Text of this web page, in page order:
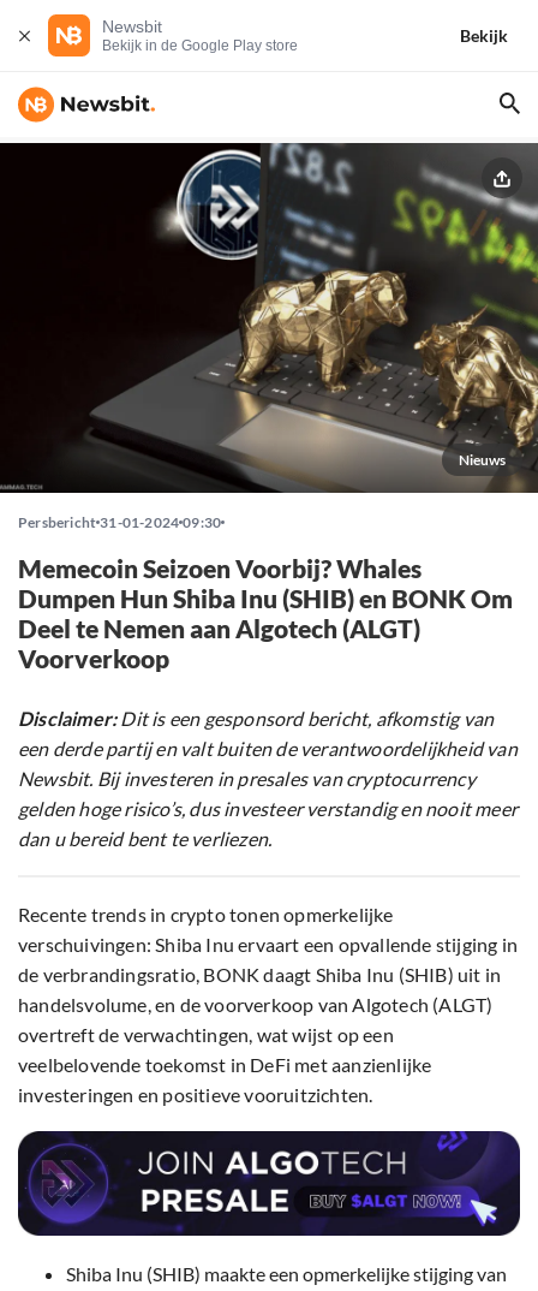
Newsbit
Bekijk in de Google Play store
Bekijk
Nieuws
Persbericht 31-01-2024 09:30
Memecoin Seizoen Voorbij? Whales
Dumpen Hun Shiba Inu (SHIB) en BONK Om
Deel te Nemen aan Algotech (ALGT)
Voorverkoop
Disclaimer:Dit is een gesponsord bericht, afkomstig van
een derde partij en valt buiten de verantwoordelijkheid van
Newsbit. Bij investeren in presales van cryptocurrency
gelden hoge risico’s, dus investeer verstandig en nooit meer
dan u bereid bent te verliezen.
Recente trends in crypto tonen opmerkelijke
verschuivingen: Shiba Inu ervaart een opvallende stijging in
de verbrandingsratio, BONK daagt Shiba Inu (SHIB) uit in
handelsvolume, en de voorverkoop van Algotech (ALGT)
overtreft de verwachtingen, wat wijst op een
veelbelovende toekomst in DeFi met aanzienlijke
investeringen en positieve vooruitzichten.
Shiba Inu (SHIB) maakte een opmerkelijke stijging van